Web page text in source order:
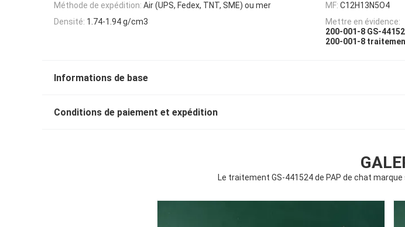
Méthode de expédition: Air (UPS, Fedex, TNT, SME) ou mer MF: C12H13N5O4
Densité: 1.74-1.94 g/cm3
Mettre en évidence:
200-001-8 GS-
200-001-8
Informations de base
Conditions de paiement et expédition
Le traitement GS-441524 de PAP de chat